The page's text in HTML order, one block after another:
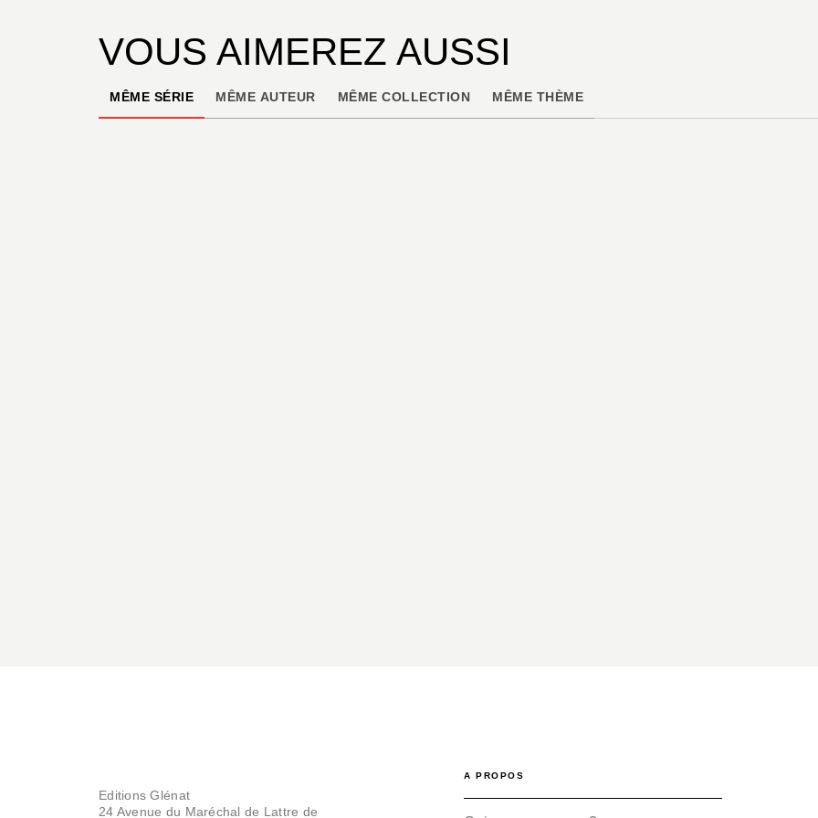
VOUS AIMEREZ AUSSI
MÊME SÉRIE MÊME AUTEUR MÊME COLLECTION MÊME THÈME
Editions Glénat
24 Avenue du Maréchal de Lattre de
A PROPOS